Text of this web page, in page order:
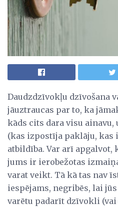
Daudzdzīvokļu dzīvošana
jāuztraucas par to, ka
kāds cits dara visu ainavu,
(kas izpostīja paklāju, kas
atbildība. Var arī
jums ir ierobežotas
varat veikt. Tā kā tas nav
iespējams, negribēs, lai
varētu padarīt dzīvokli (vai